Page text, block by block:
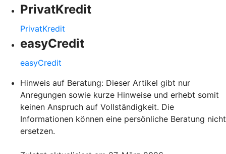
PrivatKredit
PrivatKredit
easyCredit
easyCredit
Hinweis auf Beratung: Dieser Artikel gibt nur
Anregungen sowie kurze Hinweise und erhebt somit
keinen Anspruch auf Vollständigkeit. Die
Informationen können eine persönliche Beratung nicht
ersetzen.